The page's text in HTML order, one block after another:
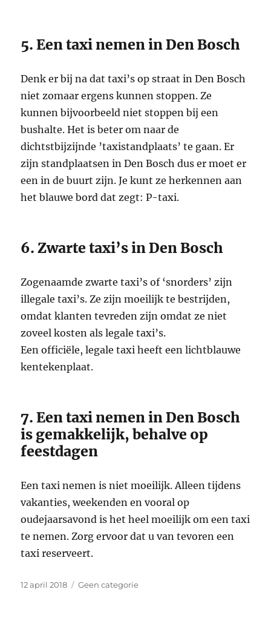
5. Een taxi nemen in Den Bosch
Denk er bij na dat taxi’s op straat in Den Bosch
niet zomaar ergens kunnen stoppen. Ze
kunnen bijvoorbeeld niet stoppen bij een
bushalte. Het is beter om naar de
dichtstbijzijnde ’taxistandplaats’ te gaan. Er
zijn standplaatsen in Den Bosch dus er moet er
een in de buurt zijn. Je kunt ze herkennen aan
het blauwe bord dat zegt: P-taxi.
6. Zwarte taxi’s in Den Bosch
Zogenaamde zwarte taxi’s of ‘snorders’ zijn
illegale taxi’s. Ze zijn moeilijk te bestrijden,
omdat klanten tevreden zijn omdat ze niet
zoveel kosten als legale taxi’s.
Een officiële, legale taxi heeft een lichtblauwe
kentekenplaat.
7. Een taxi nemen in Den Bosch
is gemakkelijk, behalve op
feestdagen
Een taxi nemen is niet moeilijk. Alleen tijdens
vakanties, weekenden en vooral op
oudejaarsavond is het heel moeilijk om een ​​taxi
te nemen. Zorg ervoor dat u van tevoren een
taxi reserveert.
Geplaatst
12 april 2018 Categorieën
Geen categorie